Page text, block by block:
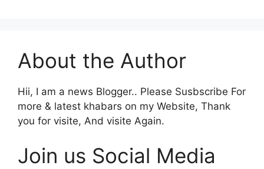
About the Author
Hii, I am a news Blogger.. Please Susbscribe For
more & latest khabars on my Website, Thank
you for visite, And visite Again.
Join us Social Media